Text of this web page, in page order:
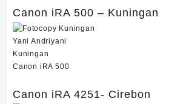
Canon iRA 500 – Kuningan
Yani Andriyani
Kuningan
Canon iRA 500
Canon iRA 4251- Cirebon